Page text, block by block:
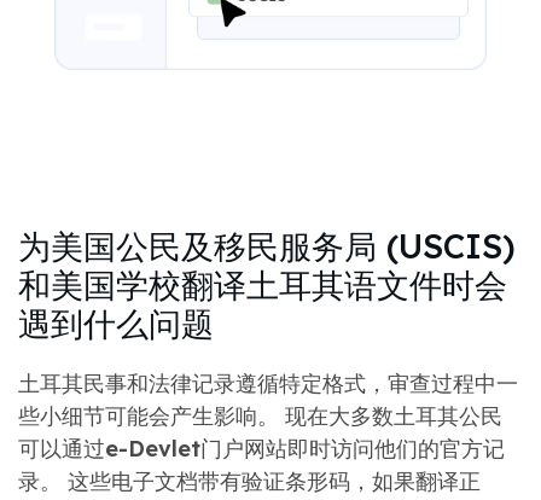
为美国公民及移民服务局 (USCIS)
和美国学校翻译土耳其语文件时会
遇到什么问题
土耳其民事和法律记录遵循特定格式，审查过程中一
些小细节可能会产生影响。 现在大多数土耳其公民
可以通过e-Devlet门户网站即时访问他们的官方记
录。 这些电子文档带有验证条形码，如果翻译正